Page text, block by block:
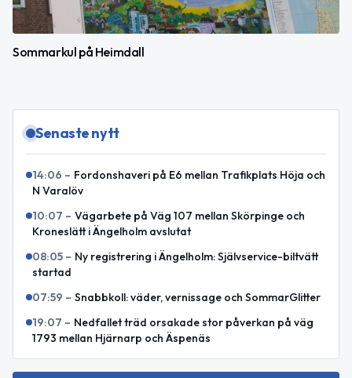
Sommarkul på Heimdall
Senaste nytt
14:06 – Fordonshaveri på E6 mellan Trafikplats Höja och
N Varalöv
10:07 – Vägarbete på Väg 107 mellan Skörpinge och
Kroneslätt i Ängelholm avslutat
08:05 – Ny registrering i Ängelholm: Självservice-biltvätt
startad
07:59 – Snabbkoll: väder, vernissage och SommarGlitter
19:07 – Nedfallet träd orsakade stor påverkan på väg
1793 mellan Hjärnarp och Äspenäs